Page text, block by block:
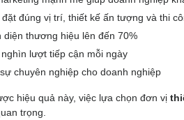
đúng vị trí, thiết kế ấn tượng và thi
diện thương hiệu lên đến 70%
lượt tiếp cận mỗi ngày
chuyên nghiệp cho doanh nghiệp
hiệu quả này, việc lựa chọn đơn vị
trọng.